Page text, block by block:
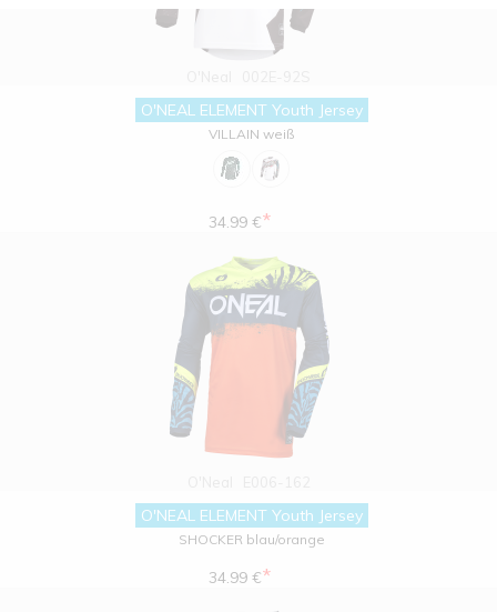
O'NEAL ELEMENT Youth Jersey
VILLAIN weiß
34.99 €*
O'NEAL ELEMENT Youth Jersey
SHOCKER blau/orange
34.99 €*